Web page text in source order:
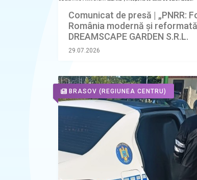
Comunicat de presă | „PNRR:
România modernă și
DREAMSCAPE GARDEN S.R.L.
29.07.2026
BRASOV (REGIUNEA CENTRU)